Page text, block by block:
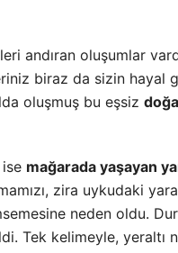
andıran oluşumlar
biraz da sizin hayal
oluşmuş bu eşsiz
mağarada yaşayan
zira uykudaki
neden oldu.
Tek kelimeyle, yeraltı